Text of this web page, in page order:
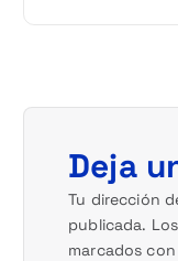
Deja
Tu dirección
publicada.
marcados con